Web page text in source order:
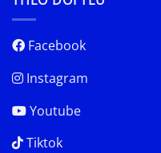
Facebook
Instagram
Youtube
Tiktok